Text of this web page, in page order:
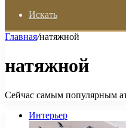
Искать
Главная/натяжной
натяжной
Сейчас самым популярным
Интерьер